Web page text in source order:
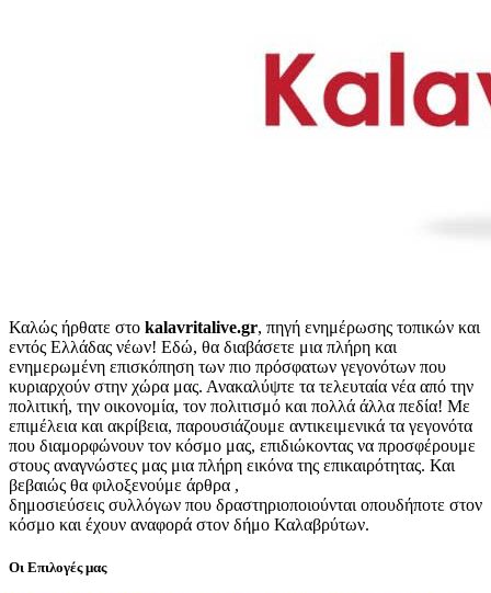
Καλώς ήρθατε στο kalavritalive.gr, πηγή ενημέρωσης τοπικών και
εντός Ελλάδας νέων! Εδώ, θα διαβάσετε μια πλήρη και
ενημερωμένη επισκόπηση των πιο πρόσφατων γεγονότων που
κυριαρχούν στην χώρα μας. Ανακαλύψτε τα τελευταία νέα από την
πολιτική, την οικονομία, τον πολιτισμό και πολλά άλλα πεδία! Με
επιμέλεια και ακρίβεια, παρουσιάζουμε αντικειμενικά τα γεγονότα
που διαμορφώνουν τον κόσμο μας, επιδιώκοντας να προσφέρουμε
στους αναγνώστες μας μια πλήρη εικόνα της επικαιρότητας. Και
βεβαιώς θα φιλοξενούμε άρθρα ,
δημοσιεύσεις συλλόγων που δραστηριοποιούνται οπουδήποτε στον
κόσμο και έχουν αναφορά στον δήμο Καλαβρύτων.
Οι Επιλογές μας